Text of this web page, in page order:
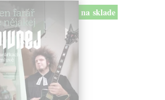
na sklade